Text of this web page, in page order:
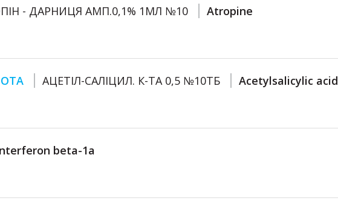
- ДАРНИЦЯ АМП.0,1% 1МЛ №10 Atropine
АЦЕТІЛ-САЛІЦИЛ. К-ТА 0,5 №10ТБ Acetylsalicylic acid
beta-1a